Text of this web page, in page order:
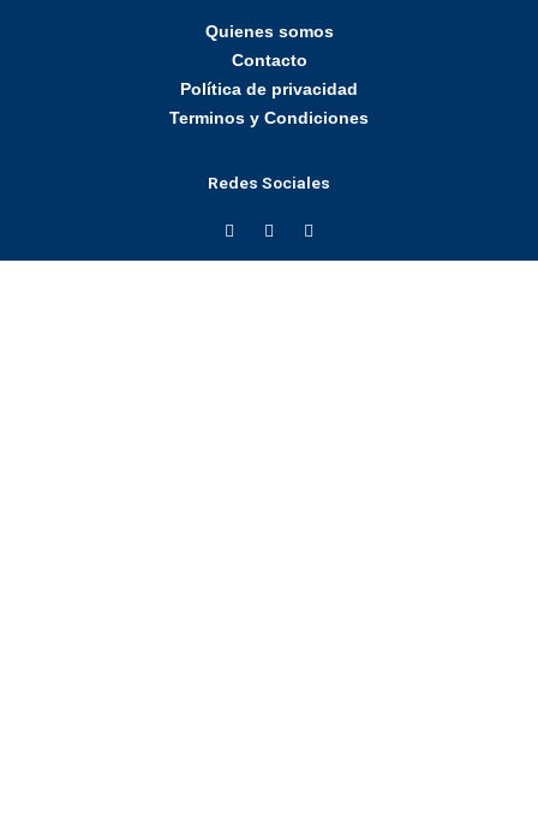
Quienes somos
Contacto
Política de privacidad
Terminos y Condiciones
Redes Sociales